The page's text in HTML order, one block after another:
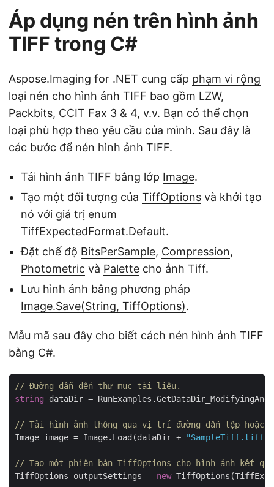
Áp dụng nén trên hình ảnh
TIFF trong C#
Aspose.Imaging for .NET cung cấp phạm vi rộng
loại nén cho hình ảnh TIFF bao gồm LZW,
Packbits, CCIT Fax 3 & 4, v.v. Bạn có thể chọn
loại phù hợp theo yêu cầu của mình. Sau đây là
các bước để nén hình ảnh TIFF.
Tải hình ảnh TIFF bằng lớp Image.
Tạo một đối tượng của TiffOptions và khởi tạo
nó với giá trị enum
TiffExpectedFormat.Default.
Đặt chế độ BitsPerSample, Compression,
Photometric và Palette cho ảnh Tiff.
Lưu hình ảnh bằng phương pháp
Image.Save(String, TiffOptions).
Mẫu mã sau đây cho biết cách nén hình ảnh TIFF
bằng C#.
// Đường dẫn đến thư mục tài liệu.
string dataDir =
// Tải hình ảnh thông qua vị trí đường dẫn tệp hoặc
Image image = Image.Load(dataDir +
"SampleTiff.tiff"
// Tạo một phiên bản TiffOptions cho hình ảnh kết quả
TiffOptions outputSettings = new